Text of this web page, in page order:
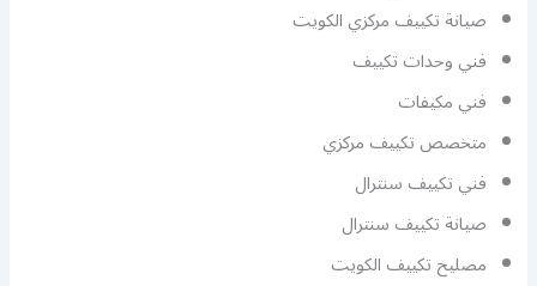
صيانة تكييف مركزي الكويت
فني وحدات تكييف
فني مكيفات
متخصص تكييف مركزي
فني تكييف سنترال
صيانة تكييف سنترال
مصليح تكييف الكويت